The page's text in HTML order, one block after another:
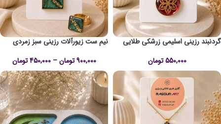
گردنبند رزینی اسلیمی زرشکی طلایی
550,000 تومان
نیم ست زیورآلات رزینی سبز زمردی
900,000 تومان –
450,000 تومان